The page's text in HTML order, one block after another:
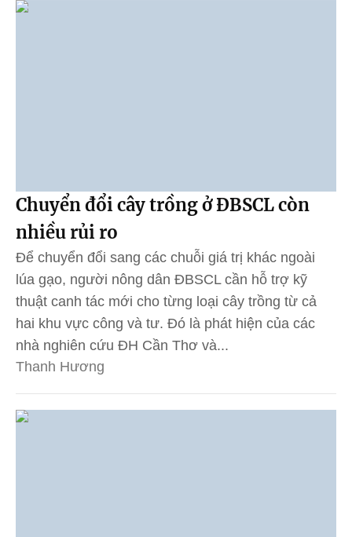
Chuyển đổi cây trồng ở ĐBSCL còn
nhiều rủi ro
Để chuyển đổi sang các chuỗi giá trị khác ngoài
lúa gạo, người nông dân ĐBSCL cần hỗ trợ kỹ
thuật canh tác mới cho từng loại cây trồng từ cả
hai khu vực công và tư. Đó là phát hiện của các
nhà nghiên cứu ĐH Cần Thơ và...
Thanh Hương